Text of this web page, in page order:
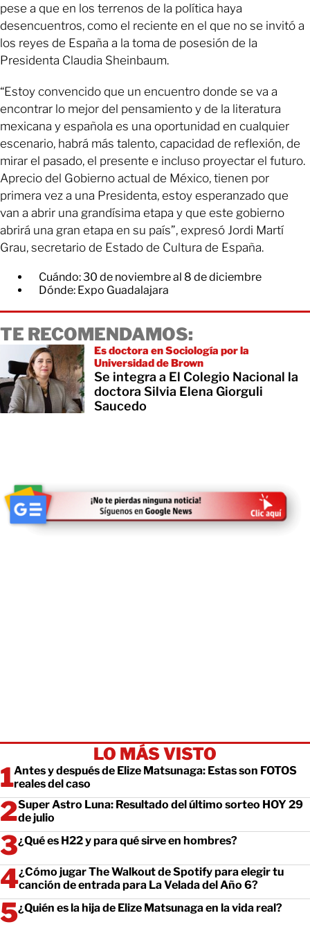
pese a que en los terrenos de la política haya
desencuentros, como el reciente en el que no se invitó a
los reyes de España a la toma de posesión de la
Presidenta Claudia Sheinbaum.
“Estoy convencido que un encuentro donde se va a
encontrar lo mejor del pensamiento y de la literatura
mexicana y española es una oportunidad en cualquier
escenario, habrá más talento, capacidad de reflexión, de
mirar el pasado, el presente e incluso proyectar el futuro.
Aprecio del Gobierno actual de México, tienen por
primera vez a una Presidenta, estoy esperanzado que
van a abrir una grandísima etapa y que este gobierno
abrirá una gran etapa en su país”, expresó Jordi Martí
Grau, secretario de Estado de Cultura de España.
Cuándo: 30 de noviembre al 8 de diciembre
Dónde: Expo Guadalajara
TE RECOMENDAMOS:
Es doctora en Sociología por la
Universidad de Brown
Se integra a El Colegio Nacional la
doctora Silvia Elena Giorguli
Saucedo
LO MÁS VISTO
Antes y después de Elize Matsunaga: Estas son FOTOS
reales del caso
Super Astro Luna: Resultado del último sorteo HOY 29
de julio
¿Qué es H22 y para qué sirve en hombres?
¿Cómo jugar The Walkout de Spotify para elegir tu
canción de entrada para La Velada del Año 6?
¿Quién es la hija de Elize Matsunaga en la vida real?